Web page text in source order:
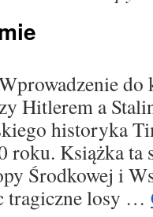
Hitlerem a
historyka
roku. Książka ta
Środkowej i
tragiczne losy …